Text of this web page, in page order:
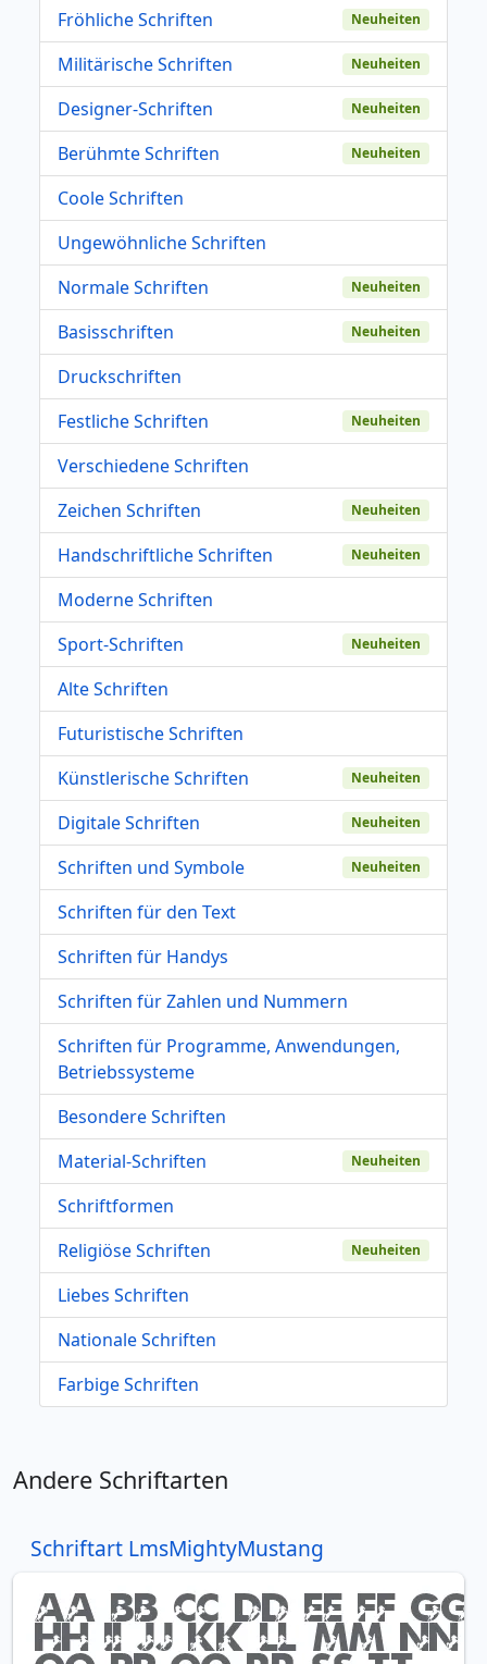
Fröhliche Schriften Neuheiten
Militärische Schriften Neuheiten
Designer-Schriften Neuheiten
Berühmte Schriften Neuheiten
Coole Schriften
Ungewöhnliche Schriften
Normale Schriften
Neuheiten
Basisschriften Neuheiten
Druckschriften
Festliche Schriften
Neuheiten
Verschiedene Schriften
Zeichen Schriften
Neuheiten
Handschriftliche Schriften Neuheiten
Moderne Schriften
Sport-Schriften
Neuheiten
Alte Schriften
Futuristische Schriften
Künstlerische Schriften
Neuheiten
Digitale Schriften Neuheiten
Schriften und Symbole Neuheiten
Schriften für den Text
Schriften für Handys
Schriften für Zahlen und Nummern
Schriften für Programme, Anwendungen,
Betriebssysteme
Besondere Schriften
Material-Schriften
Neuheiten
Schriftformen
Religiöse Schriften
Neuheiten
Liebes Schriften
Nationale Schriften
Farbige Schriften
Andere Schriftarten
Schriftart LmsMightyMustang